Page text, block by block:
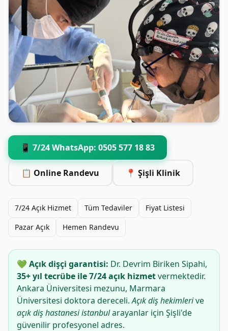
📱 7/24 WhatsApp: 0505 577 18 83
📋 Online Randevu 📍 Şişli Klinik
7/24 Açık Hizmet Tüm Tedaviler
Fiyat Listesi
Pazar Açık
Hemen Randevu
💚 Açık dişçi garantisi: Dr. Devrim Biriken Sipahi,
35+ yıl tecrübe ile 7/24 açık hizmetvermektedir.
Ankara Üniversitesi mezunu, Marmara
Üniversitesi doktora dereceli.Açık diş hekimlerive
açık diş hastanesi istanbularayanlar için Şişli'de
güvenilir profesyonel adres.